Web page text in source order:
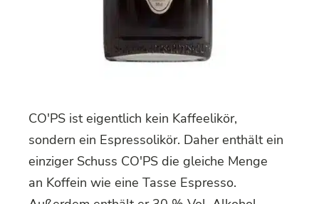
CO'PS ist eigentlich kein Kaffeelikör,
sondern ein Espressolikör. Daher enthält ein
einziger Schuss CO'PS die gleiche Menge
an Koffein wie eine Tasse Espresso.